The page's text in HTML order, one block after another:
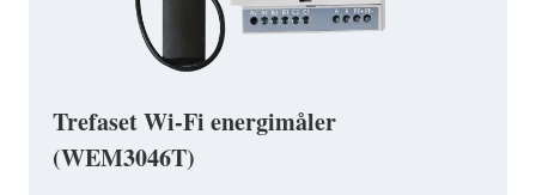
Trefaset Wi-Fi energimåler
(WEM3046T)